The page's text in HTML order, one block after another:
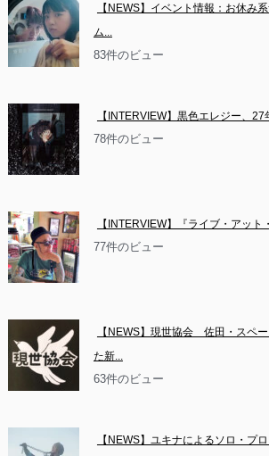
【NEWS】イベント情報：お休み
ム...
83件のビュー
【INTERVIEW】黒色エレジー、27
78件のビュー
【INTERVIEW】『ライブ・アット
77件のビュー
【NEWS】現世協会　佐田・スペ
た新...
63件のビュー
【NEWS】ユキナによるソロ・プ